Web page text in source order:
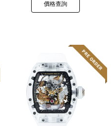
價格查詢